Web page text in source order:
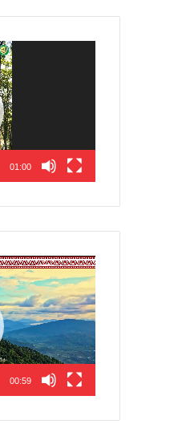
01:00
00:59